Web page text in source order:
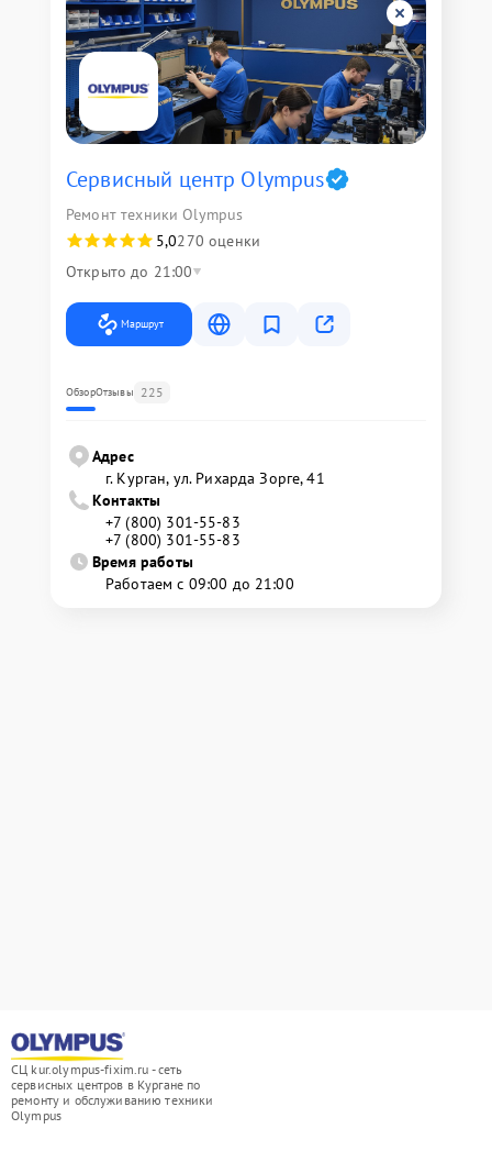
Сервисный центр Olympus
Ремонт техники Olympus
5,0270 оценки
Открыто до 21:00
Маршрут
ОбзорОтзывы 225
Адрес
г. Курган, ул. Рихарда Зорге, 41
Контакты
+7 (800) 301-55-83
+7 (800) 301-55-83
Время работы
Работаем с 09:00 до 21:00
СЦ kur.olympus-fixim.ru - сеть
сервисных центров в Кургане по
ремонту и обслуживанию техники
Olympus